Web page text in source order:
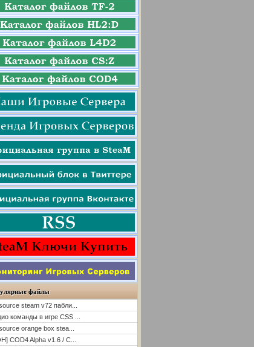
файлы
steam v72 пабли...
команды в игре CSS ...
orange box stea...
COD4 Alpha v1.6 / C...